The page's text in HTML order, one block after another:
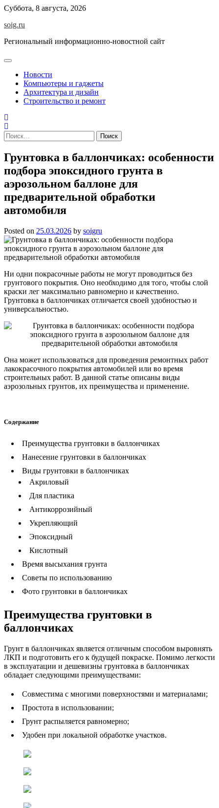
Skip
content
Суббота, 8 августа, 2026
soig.ru
Региональный информационно-новостной сайт
Новости
Компьютеры и гаджеты
Архитектура и дизайн
Строительство и ремонт
Найти:
Грунтовка в баллончиках: особенности
подбора эпоксидного грунта в
аэрозольном баллоне для
предварительной обработки
автомобиля
Posted on 25.03.2026 by soigru
Ни одни покрасочные работы не могут проводиться без
грунтового покрытия. Оно необходимо для того, чтобы слой
краски лег максимально равномерно и качественно.
Грунтовка в баллончиках отличается своей удобностью и
универсальностью.
Она может использоваться для проведения ремонтных работ
лакокрасочного покрытия автомобилей или во время
строительных работ. В данной статье описаны виды
аэрозольных грунтов, их преимущества и применение.
Содержание
Преимущества грунтовки в баллончиках
Нанесение грунтовки в баллончиках
Виды грунтовки в баллончиках
Акриловый
Для пластика
Антикоррозийный
Укрепляющий
Эпоксидный
Кислотный
Время высыхания грунта
Советы по использованию
Фото грунтовки в баллончиках
Преимущества грунтовки в
баллончиках
Грунт в баллончиках является отличным способом выровнять
ЛКП и подготовить его к будущей покраске. Помимо легкости
в эксплуатации и дешевизны грунтовка в баллончиках
обладает следующими преимуществами:
Совместима с многими поверхностями и материалами;
Простота в использовании;
Грунт распыляется равномерно;
Удобен при локальной обработке участков.